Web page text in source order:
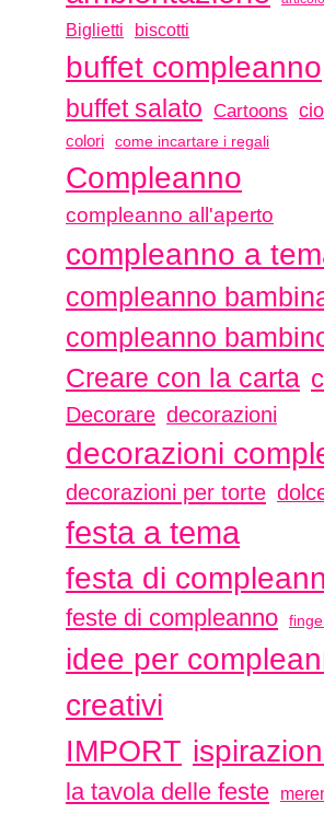
Biglietti biscotti
buffet compleanno
buffet salato Cartoons
colori come incartare i regali
Compleanno
compleanno all'aperto
compleanno a
compleanno
compleanno
Creare con la carta
Decorare decorazioni
decorazioni
decorazioni per torte
festa a tema
festa di
feste di compleanno
idee per
creativi
IMPORT
la tavola delle feste